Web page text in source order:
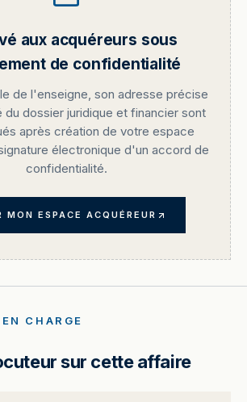
aux acquéreurs sous
de confidentialité
de l'enseigne, son adresse précise
du dossier juridique et financier sont
après création de votre espace
électronique d'un accord de
confidentialité.
MON ESPACE ACQUÉREUR
CHARGE
sur cette affaire